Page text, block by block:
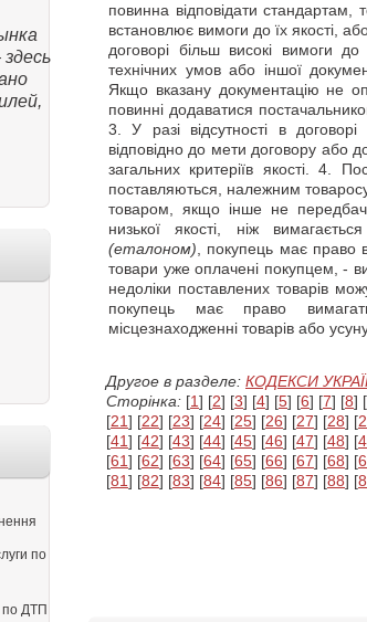
по
по ДТП
повинна відповідати стандартам,
встановлює вимоги до їх якості,
договорі більш високі вимоги
технічних умов або іншої
Якщо вказану документацію не
повинні додаватися
3. У разі відсутності в
відповідно до мети договору або
загальних критеріїв якості. 4.
поставляються, належним
товаром, якщо інше не
низької якості, ніж
(еталоном) , покупець має право
товари уже оплачені покупцем, -
недоліки поставлених товарів
покупець має право
місцезнаходженні товарів або
Другое в разделе: КОДЕКСИ
Сторінка: [1] [2] [3] [4] [5] [6] [7] [8] [
[21] [22] [23] [24] [25] [26] [27] [28] [
[41] [42] [43] [44] [45] [46] [47] [48] [
[61] [62] [63] [64] [65] [66] [67] [68] [
[81] [82] [83] [84] [85] [86] [87] [88] [